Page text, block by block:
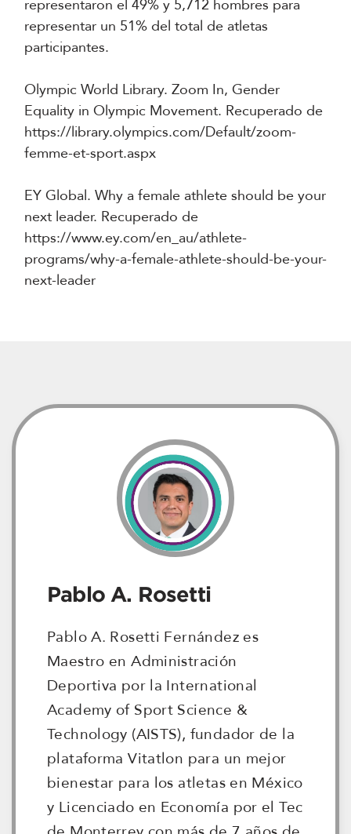
representaron el 49% y 5,712 hombres para
representar un 51% del total de atletas
participantes.
Olympic World Library. Zoom In, Gender
Equality in Olympic Movement. Recuperado de
https://library.olympics.com/Default/zoom-
femme-et-sport.aspx
EY Global. Why a female athlete should be your
next leader. Recuperado de
https://www.ey.com/en_au/athlete-
programs/why-a-female-athlete-should-be-your-
next-leader
Pablo A. Rosetti
Pablo A. Rosetti Fernández es
Maestro en Administración
Deportiva por la International
Academy of Sport Science &
Technology (AISTS), fundador de la
plataforma Vitatlon para un mejor
bienestar para los atletas en México
y Licenciado en Economía por el Tec